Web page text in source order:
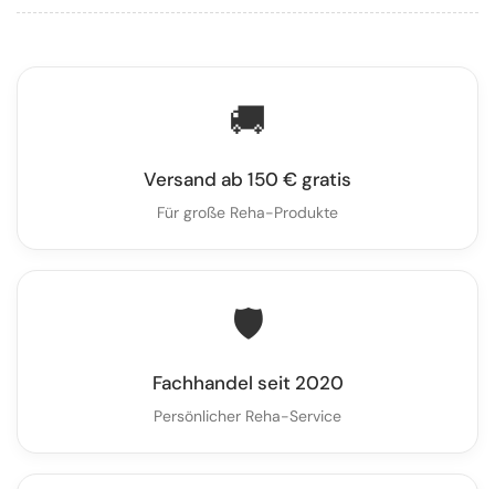
🚚
Versand ab 150 € gratis
Für große Reha-Produkte
🛡️
Fachhandel seit 2020
Persönlicher Reha-Service